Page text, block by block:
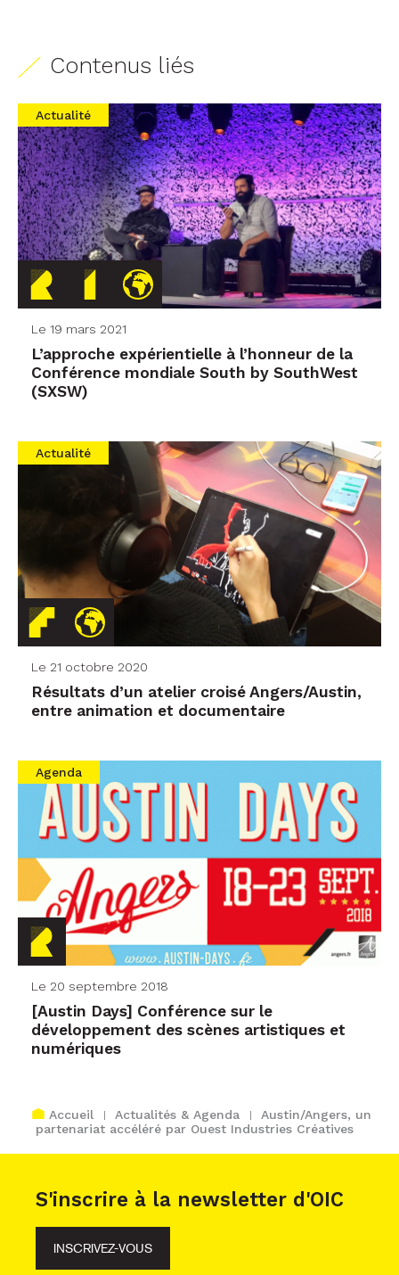
Contenus liés
Actualité
Le 19 mars 2021
L’approche expérientielle à l’honneur de la
Conférence mondiale South by SouthWest
(SXSW)
Actualité
Le 21 octobre 2020
Résultats d’un atelier croisé Angers/Austin,
entre animation et documentaire
Agenda
Le 20 septembre 2018
[Austin Days] Conférence sur le
développement des scènes artistiques et
numériques
Accueil Actualités & Agenda
Austin/Angers, un
partenariat accéléré par Ouest Industries Créatives
S'inscrire à la newsletter d'OIC
INSCRIVEZ-VOUS